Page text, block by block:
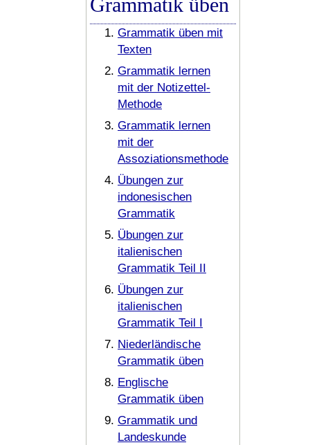
Grammatik üben
Grammatik üben mit
Texten
Grammatik lernen
mit der Notizettel-
Methode
Grammatik lernen
mit der
Assoziationsmethode
Übungen zur
indonesischen
Grammatik
Übungen zur
italienischen
Grammatik Teil II
Übungen zur
italienischen
Grammatik Teil I
Niederländische
Grammatik üben
Englische
Grammatik üben
Grammatik und
Landeskunde